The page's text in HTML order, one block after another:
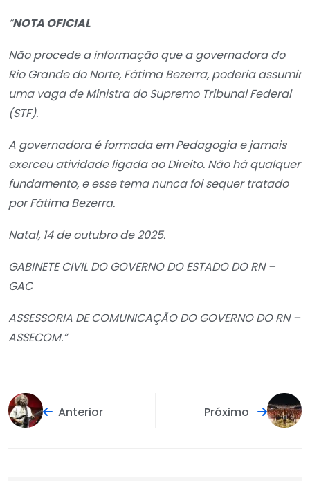
“NOTA OFICIAL
Não procede a informação que a governadora do
Rio Grande do Norte, Fátima Bezerra, poderia assumir
uma vaga de Ministra do Supremo Tribunal Federal
(STF).
A governadora é formada em Pedagogia e jamais
exerceu atividade ligada ao Direito. Não há qualquer
fundamento, e esse tema nunca foi sequer tratado
por Fátima Bezerra.
Natal, 14 de outubro de 2025.
GABINETE CIVIL DO GOVERNO DO ESTADO DO RN –
GAC
ASSESSORIA DE COMUNICAÇÃO DO GOVERNO DO RN –
ASSECOM.”
Anterior Próximo